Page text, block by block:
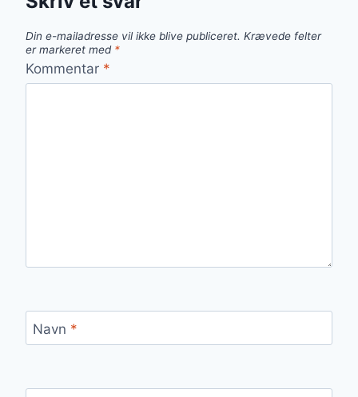
Din e-mailadresse vil ikke blive publiceret. Krævede felter
er markeret med *
Kommentar *
Navn *